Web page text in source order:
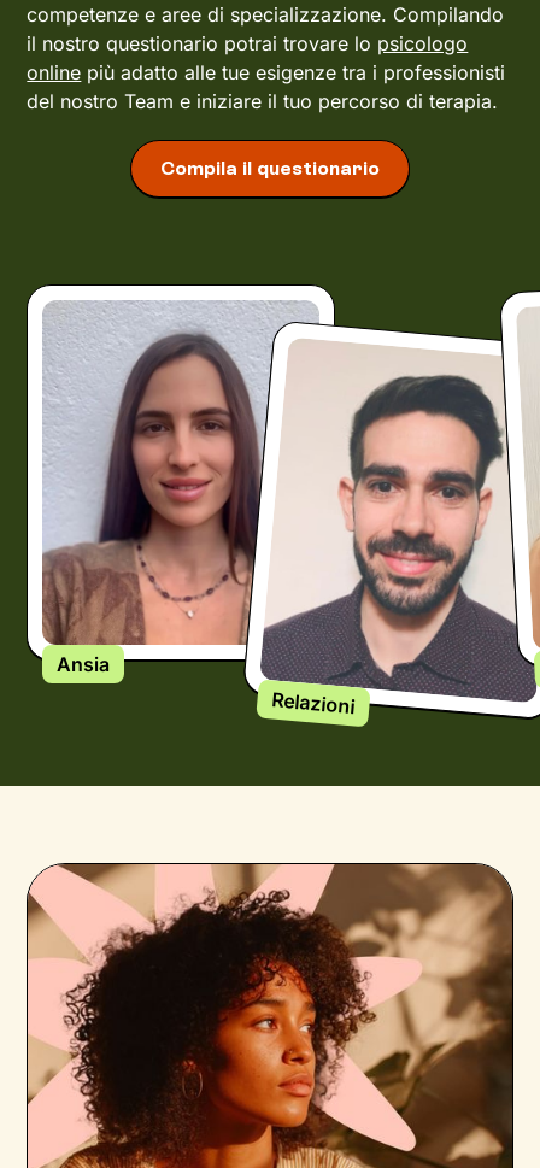
competenze e aree di specializzazione. Compilando
il nostro questionario potrai trovare lo psicologo
online più adatto alle tue esigenze tra i professionisti
del nostro Team e iniziare il tuo percorso di terapia.
Compila il questionario
Ansia
Relazioni